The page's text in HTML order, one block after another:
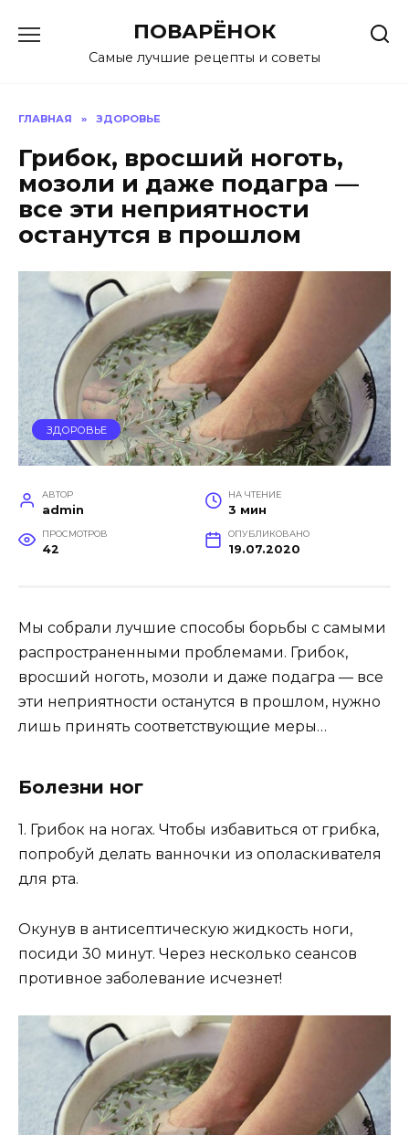
содержанию
ПОВАРЁНОК
Самые лучшие рецепты и советы
ГЛАВНАЯ » ЗДОРОВЬЕ
Грибок, вросший ноготь,
мозоли и даже подагра —
все эти неприятности
останутся в прошлом
ЗДОРОВЬЕ
АВТОР
admin
НА ЧТЕНИЕ
3 мин
ПРОСМОТРОВ
42
ОПУБЛИКОВАНО
19.07.2020
Мы собрали лучшие способы борьбы с самыми
распространенными проблемами. Грибок,
вросший ноготь, мозоли и даже подагра — все
эти неприятности останутся в прошлом, нужно
лишь принять соответствующие меры…
Болезни ног
1. Грибок на ногах. Чтобы избавиться от грибка,
попробуй делать ванночки из ополаскивателя
для рта.
Окунув в антисептическую жидкость ноги,
посиди 30 минут. Через несколько сеансов
противное заболевание исчезнет!